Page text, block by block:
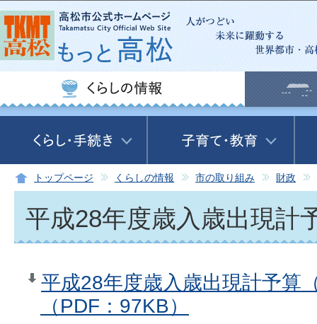
この
トップページ くらしの情報 市の取り組み 財政
平成28年度歳入歳出現計
平成28年度歳入歳出現計予算
（PDF：97KB）